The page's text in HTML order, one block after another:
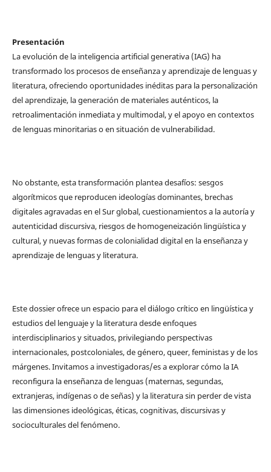
Presentación
La evolución de la inteligencia artificial generativa (IAG) ha
transformado los procesos de enseñanza y aprendizaje de lenguas y
literatura, ofreciendo oportunidades inéditas para la personalización
del aprendizaje, la generación de materiales auténticos, la
retroalimentación inmediata y multimodal, y el apoyo en contextos
de lenguas minoritarias o en situación de vulnerabilidad.
No obstante, esta transformación plantea desafíos: sesgos
algorítmicos que reproducen ideologías dominantes, brechas
digitales agravadas en el Sur global, cuestionamientos a la autoría y
autenticidad discursiva, riesgos de homogeneización lingüística y
cultural, y nuevas formas de colonialidad digital en la enseñanza y
aprendizaje de lenguas y literatura.
Este dossier ofrece un espacio para el diálogo crítico en lingüística y
estudios del lenguaje y la literatura desde enfoques
interdisciplinarios y situados, privilegiando perspectivas
internacionales, postcoloniales, de género, queer, feministas y de los
márgenes. Invitamos a investigadoras/es a explorar cómo la IA
reconfigura la enseñanza de lenguas (maternas, segundas,
extranjeras, indígenas o de señas) y la literatura sin perder de vista
las dimensiones ideológicas, éticas, cognitivas, discursivas y
socioculturales del fenómeno.